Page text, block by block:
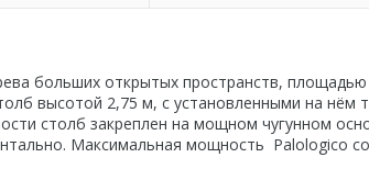
больших открытых пространств,
высотой 2,75 м, с установленными на нём
столб закреплен на мощном чугунном
Максимальная мощность Palologico